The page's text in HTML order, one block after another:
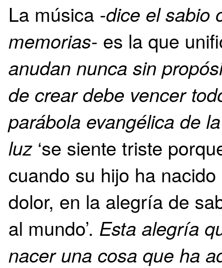
La música -dice el sabio
memorias- es la que
anudan nunca sin
de crear debe vencer
parábola evangélica de
luz ‘se siente triste
cuando su hijo ha
dolor, en la alegría de
al mundo’. Esta alegría
nacer una cosa que ha